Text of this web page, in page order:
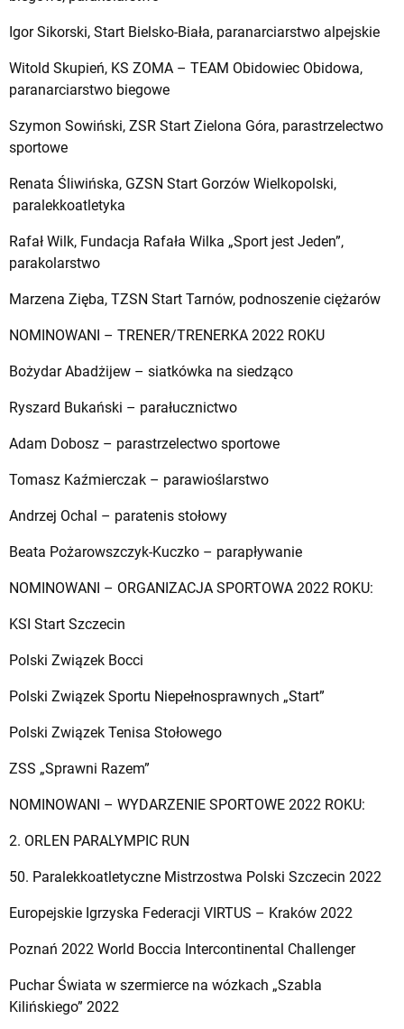
Igor Sikorski, Start Bielsko-Biała, paranarciarstwo alpejskie
Witold Skupień, KS ZOMA – TEAM Obidowiec Obidowa,
paranarciarstwo biegowe
Szymon Sowiński, ZSR Start Zielona Góra, parastrzelectwo
sportowe
Renata Śliwińska, GZSN Start Gorzów Wielkopolski,
paralekkoatletyka
Rafał Wilk, Fundacja Rafała Wilka „Sport jest Jeden”,
parakolarstwo
Marzena Zięba, TZSN Start Tarnów, podnoszenie ciężarów
NOMINOWANI – TRENER/TRENERKA 2022 ROKU
Bożydar Abadżijew – siatkówka na siedząco
Ryszard Bukański – parałucznictwo
Adam Dobosz – parastrzelectwo sportowe
Tomasz Kaźmierczak – parawioślarstwo
Andrzej Ochal – paratenis stołowy
Beata Pożarowszczyk-Kuczko – parapływanie
NOMINOWANI – ORGANIZACJA SPORTOWA 2022 ROKU:
KSI Start Szczecin
Polski Związek Bocci
Polski Związek Sportu Niepełnosprawnych „Start”
Polski Związek Tenisa Stołowego
ZSS „Sprawni Razem”
NOMINOWANI – WYDARZENIE SPORTOWE 2022 ROKU:
2. ORLEN PARALYMPIC RUN
50. Paralekkoatletyczne Mistrzostwa Polski Szczecin 2022
Europejskie Igrzyska Federacji VIRTUS – Kraków 2022
Poznań 2022 World Boccia Intercontinental Challenger
Puchar Świata w szermierce na wózkach „Szabla
Kilińskiego” 2022